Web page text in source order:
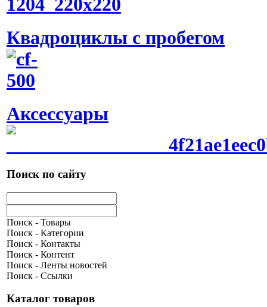
Квадроциклы с пробегом
Аксессуары
Поиск по сайту
Поиск - Товары
Поиск - Категории
Поиск - Контакты
Поиск - Контент
Поиск - Ленты новостей
Поиск - Ссылки
Каталог товаров